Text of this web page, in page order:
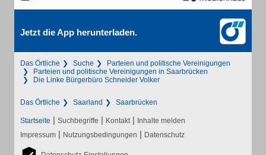
Jetzt die App herunterladen.
Das Örtliche Suche
Parteien und politische Vereinigungen
Parteien und politische Vereinigungen in Saarbrücken
Die Linke Bürgerbüro Schneider Volker
Das Örtliche Saarland Saarbrücken
Startseite | Suchbegriffe | Kontakt | Inhalte melden
Impressum | Nutzungsbedingungen | Datenschutz